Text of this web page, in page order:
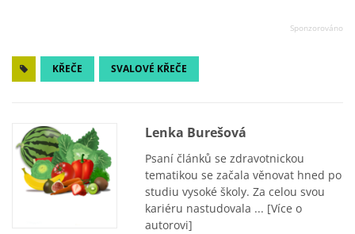
KŘEČE SVALOVÉ KŘEČE
Lenka Burešová
Psaní článků se zdravotnickou
tematikou se začala věnovat hned po
studiu vysoké školy. Za celou svou
kariéru nastudovala ... [Více o
autorovi]